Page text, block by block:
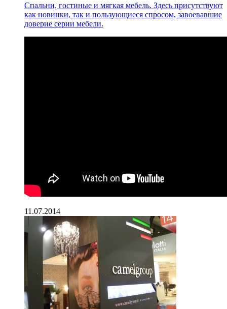
Спальни, гостиные и мягкая мебель. Здесь присутствуют
как новинки, так и пользующиеся спросом, завоевавшие
доверие серии мебели.
11.07.2014